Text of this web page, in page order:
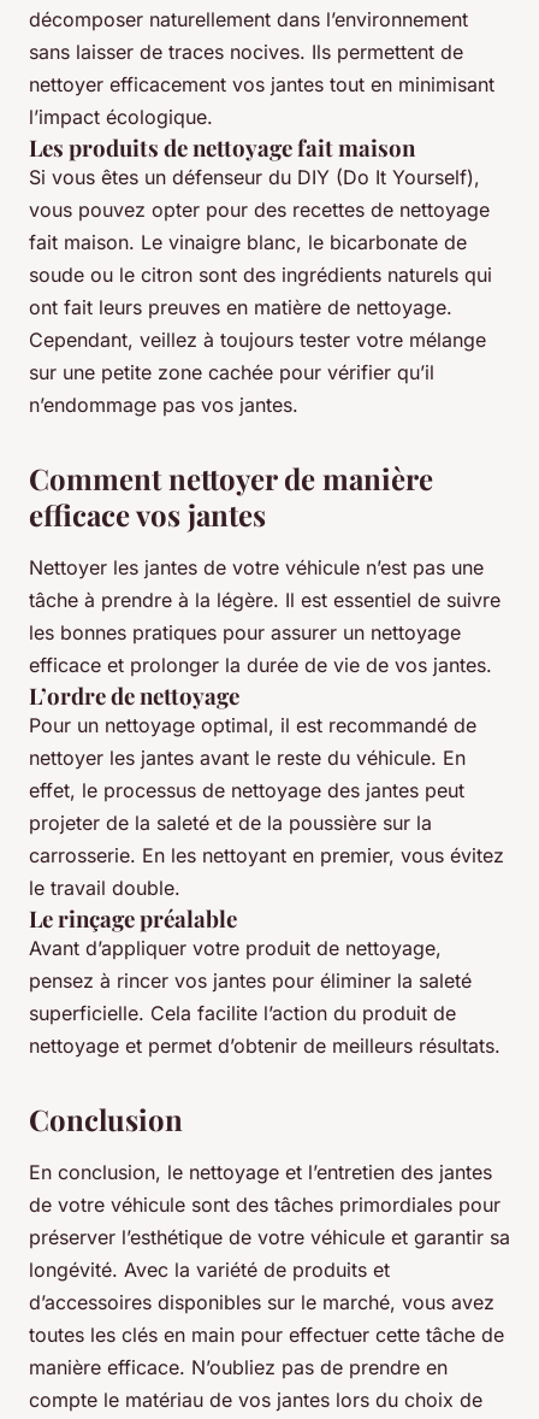
décomposer naturellement dans l’environnement
sans laisser de traces nocives. Ils permettent de
nettoyer efficacement vos jantes tout en minimisant
l’impact écologique.
Les produits de nettoyage fait maison
Si vous êtes un défenseur du DIY (Do It Yourself),
vous pouvez opter pour des recettes de nettoyage
fait maison. Le vinaigre blanc, le bicarbonate de
soude ou le citron sont des ingrédients naturels qui
ont fait leurs preuves en matière de nettoyage.
Cependant, veillez à toujours tester votre mélange
sur une petite zone cachée pour vérifier qu’il
n’endommage pas vos jantes.
Comment nettoyer de manière
efficace vos jantes
Nettoyer les jantes de votre véhicule n’est pas une
tâche à prendre à la légère. Il est essentiel de suivre
les bonnes pratiques pour assurer un nettoyage
efficace et prolonger la durée de vie de vos jantes.
L’ordre de nettoyage
Pour un nettoyage optimal, il est recommandé de
nettoyer les jantes avant le reste du véhicule. En
effet, le processus de nettoyage des jantes peut
projeter de la saleté et de la poussière sur la
carrosserie. En les nettoyant en premier, vous évitez
le travail double.
Le rinçage préalable
Avant d’appliquer votre produit de nettoyage,
pensez à rincer vos jantes pour éliminer la saleté
superficielle. Cela facilite l’action du produit de
nettoyage et permet d’obtenir de meilleurs résultats.
Conclusion
En conclusion, le nettoyage et l’entretien des jantes
de votre véhicule sont des tâches primordiales pour
préserver l’esthétique de votre véhicule et garantir sa
longévité. Avec la variété de produits et
d’accessoires disponibles sur le marché, vous avez
toutes les clés en main pour effectuer cette tâche de
manière efficace. N’oubliez pas de prendre en
compte le matériau de vos jantes lors du choix de